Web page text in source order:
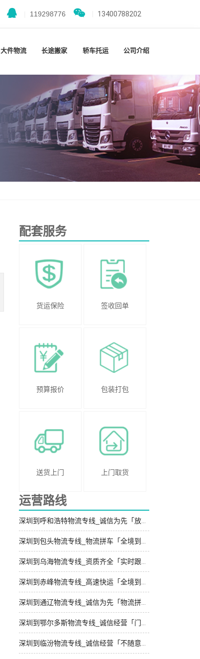
119298776 13400788202
大件物流 长途搬家 轿车托运 公司介绍
配套服务
货运保险 签收回单
预算报价 包装打包
送货上门 上门取货
运营路线
深圳到呼和浩特物流专线_诚信为先「放心物流」
深圳到包头物流专线_物流拼车「全境到达」
深圳到乌海物流专线_资质齐全「实时跟踪 」
深圳到赤峰物流专线_高速快运「全境到达」
深圳到通辽物流专线_诚信为先「物流拼车」
深圳到鄂尔多斯物流专线_诚信经营「门到门接送」
深圳到临汾物流专线_诚信经营「不随意加价」